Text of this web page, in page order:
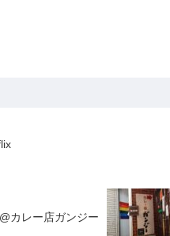
カレー店ガンジー